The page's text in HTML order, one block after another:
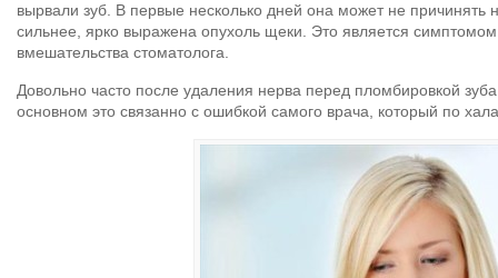
вырвали зуб. В первые несколько дней она может не причинять
сильнее, ярко выражена опухоль щеки. Это является
вмешательства стоматолога.
Довольно часто после удаления нерва перед пломбировкой
основном это связанно с ошибкой самого врача, который по